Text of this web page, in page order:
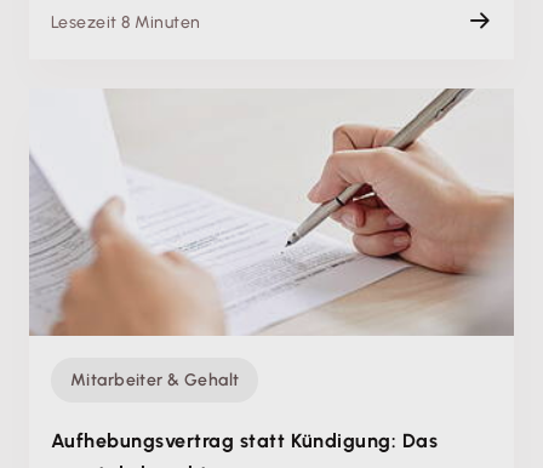
Lesezeit 8 Minuten
Mitarbeiter & Gehalt
Aufhebungsvertrag statt Kündigung: Das